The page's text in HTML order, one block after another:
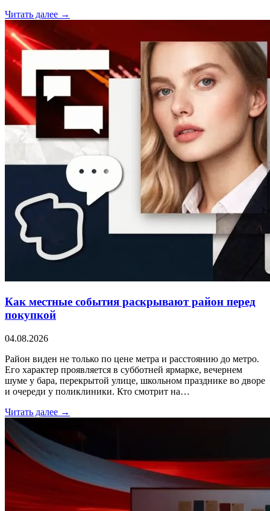
Читать далее →
Как местные события раскрывают район перед
покупкой
04.08.2026
Район виден не только по цене метра и расстоянию до метро.
Его характер проявляется в субботней ярмарке, вечернем
шуме у бара, перекрытой улице, школьном празднике во дворе
и очереди у поликлиники. Кто смотрит на…
Читать далее →